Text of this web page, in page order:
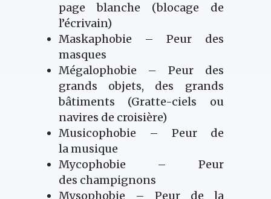
page blanche (blocage de
l’écrivain)
Maskaphobie – Peur des
masques
Mégalophobie – Peur des
grands objets, des grands
bâtiments (Gratte-ciels ou
navires de croisière)
Musicophobie – Peur de
la musique
Mycophobie – Peur
des champignons
Mysophobie – Peur de la